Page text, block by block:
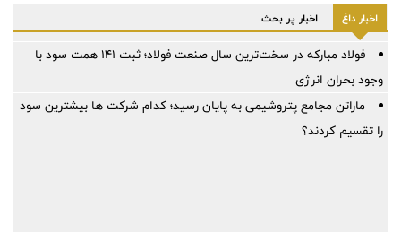
اخبار داغ اخبار پر بحث
فولاد مبارکه در سخت‌ترین سال صنعت فولاد؛ ثبت ۱۴۱ همت سود با
وجود بحران انرژی
ماراتن مجامع پتروشیمی به پایان رسید؛ کدام شرکت ها بیشترین سود
را تقسیم کردند؟